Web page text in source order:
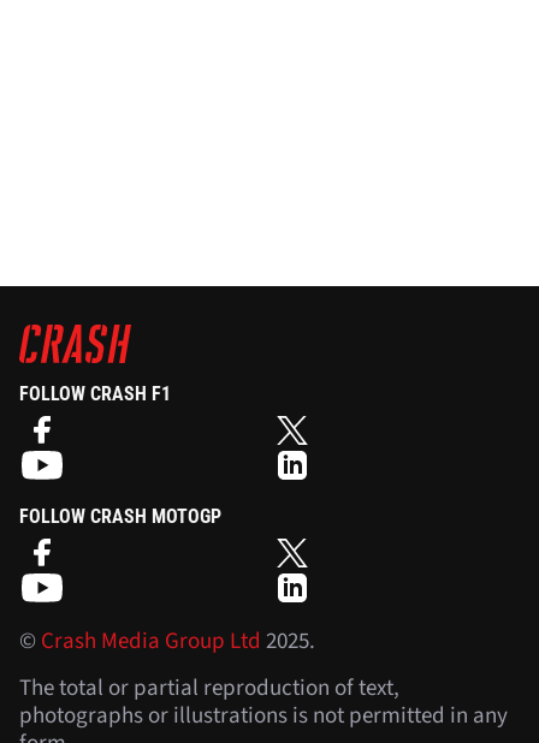
FOLLOW CRASH F1
FOLLOW CRASH MOTOGP
©Crash Media Group Ltd 2025.
The total or partial reproduction of text,
photographs or illustrations is not permitted in any